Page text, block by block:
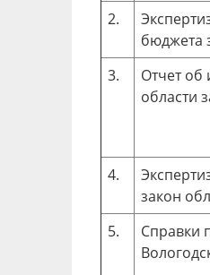
2.
бюджета
3.
Отчет об
области
4.
закон
5.
Справки